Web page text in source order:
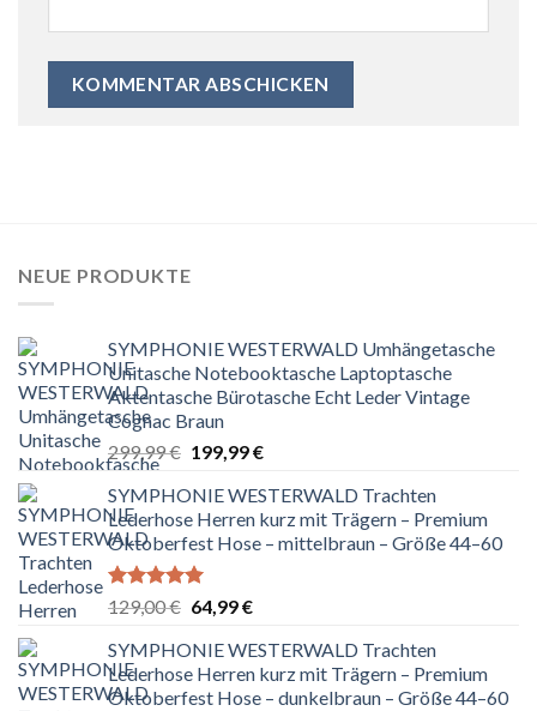
NEUE PRODUKTE
SYMPHONIE WESTERWALD Umhängetasche
Unitasche Notebooktasche Laptoptasche
Aktentasche Bürotasche Echt Leder Vintage
Cognac Braun
299,99€ Ursprünglicher
war:
299,99 €
199,99€Aktueller
ist:
199,99 €.
SYMPHONIE WESTERWALD Trachten
Lederhose Herren kurz mit Trägern – Premium
Oktoberfest Hose – mittelbraun – Größe 44–60
Bewertet
5.00
von 5
129,00€ Ursprünglicher
war:
129,00 €
64,99€Aktueller
ist:
64,99 €.
SYMPHONIE WESTERWALD Trachten
Lederhose Herren kurz mit Trägern – Premium
Oktoberfest Hose – dunkelbraun – Größe 44–60